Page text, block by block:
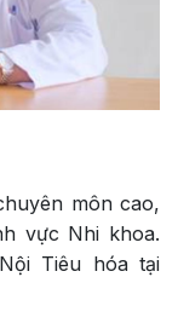
môn cao,
vực Nhi khoa.
Tiêu hóa tại